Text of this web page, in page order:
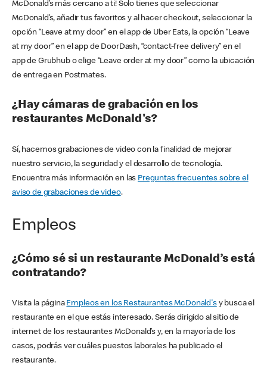
McDonald’s más cercano a ti! Solo tienes que seleccionar
McDonald’s, añadir tus favoritos y al hacer checkout, seleccionar la
opción “Leave at my door” en el app de Uber Eats, la opción “Leave
at my door” en el app de DoorDash, “contact-free delivery” en el
app de Grubhub o elige “Leave order at my door” como la ubicación
de entrega en Postmates.
¿Hay cámaras de grabación en los
restaurantes McDonald's?
Sí, hacemos grabaciones de video con la finalidad de mejorar
nuestro servicio, la seguridad y el desarrollo de tecnología.
Encuentra más información en las Preguntas frecuentes sobre el
aviso de grabaciones de video.
Empleos
¿Cómo sé si un restaurante McDonald’s está
contratando?
Visita la página Empleos en los Restaurantes McDonald'sy busca el
restaurante en el que estás interesado. Serás dirigido al sitio de
internet de los restaurantes McDonald’s y, en la mayoría de los
casos, podrás ver cuáles puestos laborales ha publicado el
restaurante.